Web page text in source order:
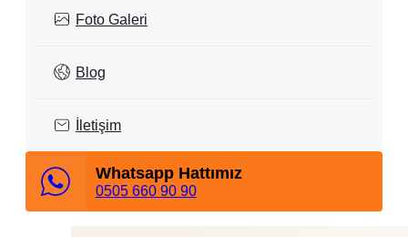
Foto Galeri
Blog
İletişim
Whatsapp Hattımız
0505 660 90 90